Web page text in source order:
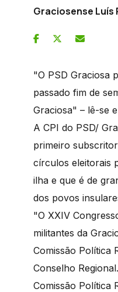
Graciosense Luís
"O PSD Graciosa
passado fim de
Graciosa" – lê-se
A CPI do PSD/
primeiro
círculos eleitorais
ilha e que é de
dos povos
"O XXIV
militantes da
Comissão Política
Conselho
Comissão Política